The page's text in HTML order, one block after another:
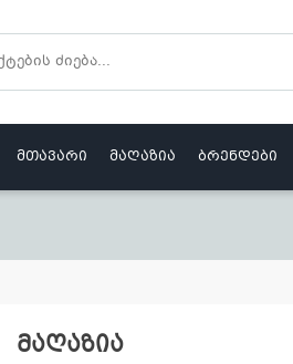
მთავარი მაღაზია ბრენდები
ᲛᲐᲦᲐᲖᲘᲐ